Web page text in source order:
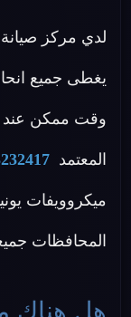
لدي مركز
يغطى جميع
وقت ممكن عند
المعتمد
ميكروويفات
المحافظات
هل هناك